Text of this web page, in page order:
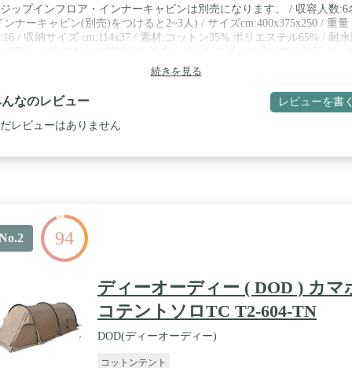
ップインフロア・インナーキャビンは別売になります。 / 収容人数:6
ンナーキャビン(別売)をつけると2~3人) / サイズcm:400x375x250 / 重量
/ 収納サイズ cm:114x37 / 素材:コットン35% ポリエステル65% / 耐水
続きを見る
なのレビュー レビューを書く
レビューはありません
94
ディーオーディー ( DOD ) カマ
コテントソロTC T2-604-TN
DOD(ディーオーディー)
コットンテント